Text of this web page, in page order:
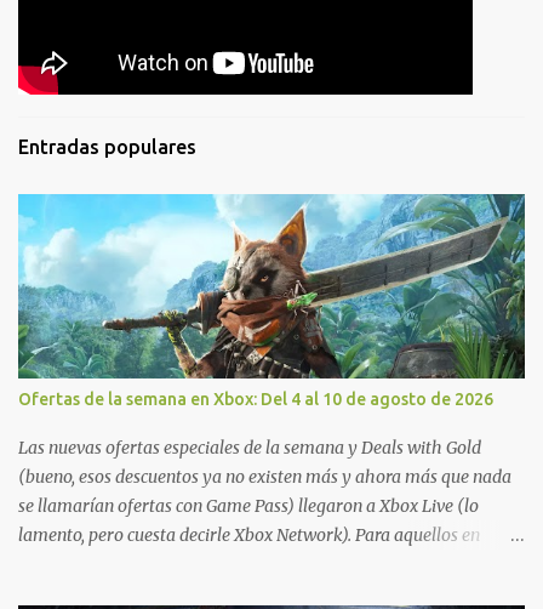
Entradas populares
Ofertas de la semana en Xbox: Del 4 al 10 de agosto de 2026
Las nuevas ofertas especiales de la semana y Deals with Gold
(bueno, esos descuentos ya no existen más y ahora más que nada
se llamarían ofertas con Game Pass) llegaron a Xbox Live (lo
lamento, pero cuesta decirle Xbox Network). Para aquellos en